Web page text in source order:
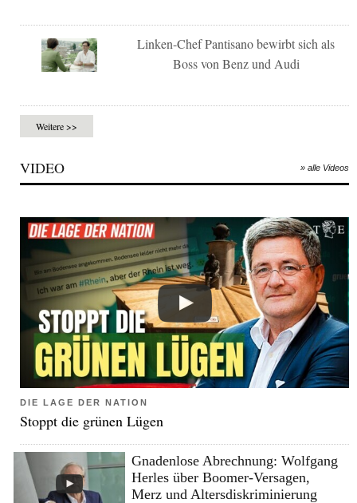
Linken-Chef Pantisano bewirbt sich als
Boss von Benz und Audi
Weitere >>
VIDEO » alle Videos
DIE LAGE DER NATION
Stoppt die grünen Lügen
Gnadenlose Abrechnung: Wolfgang
Herles über Boomer-Versagen,
Merz und Altersdiskriminierung